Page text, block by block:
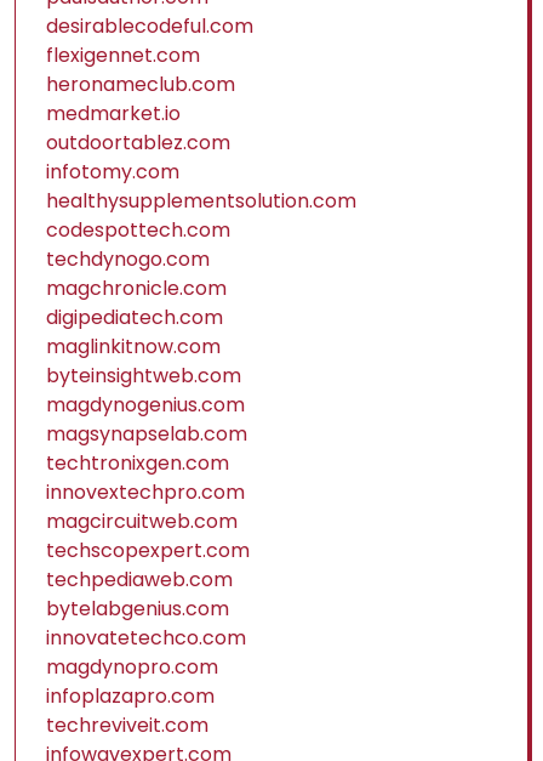
desirablecodeful.com
flexigennet.com
heronameclub.com
medmarket.io
outdoortablez.com
infotomy.com
healthysupplementsolution.com
codespottech.com
techdynogo.com
magchronicle.com
digipediatech.com
maglinkitnow.com
byteinsightweb.com
magdynogenius.com
magsynapselab.com
techtronixgen.com
innovextechpro.com
magcircuitweb.com
techscopexpert.com
techpediaweb.com
bytelabgenius.com
innovatetechco.com
magdynopro.com
infoplazapro.com
techreviveit.com
infowavexpert.com